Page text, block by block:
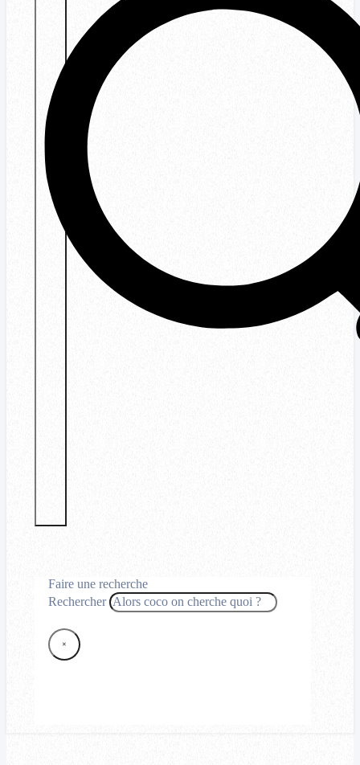
Faire une recherche
Rechercher
×